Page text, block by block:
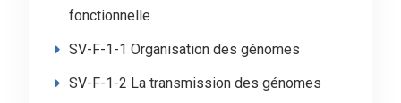
fonctionnelle
SV-F-1-1 Organisation des génomes
SV-F-1-2 La transmission des génomes